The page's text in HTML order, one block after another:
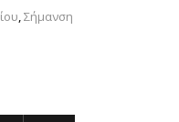
,Σήμανση